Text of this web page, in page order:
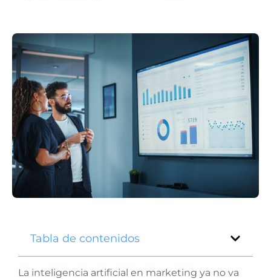
Tabla de contenidos
La inteligencia artificial en marketing ya no va